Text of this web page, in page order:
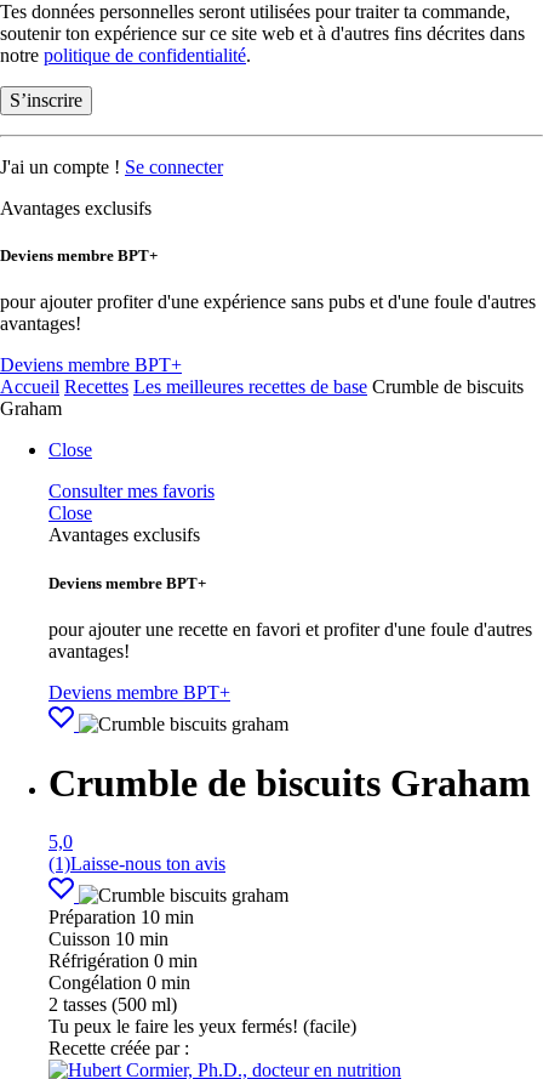
Tes données personnelles seront utilisées pour traiter ta commande,
soutenir ton expérience sur ce site web et à d'autres fins décrites dans
notre politique de confidentialité.
S’inscrire
J'ai un compte ! Se connecter
Avantages exclusifs
Deviens membre BPT+
pour ajouter profiter d'une expérience sans pubs et d'une foule d'autres
avantages!
Deviens membre BPT+
Accueil Recettes Les meilleures recettes de base Crumble de biscuits
Graham
Close
Consulter mes favoris
Close
Avantages exclusifs
Deviens membre BPT+
pour ajouter une recette en favori et profiter d'une foule d'autres
avantages!
Deviens membre BPT+
Crumble de biscuits Graham
5,0
(1)Laisse-nous ton avis
Préparation 10 min
Cuisson 10 min
Réfrigération 0 min
Congélation 0 min
2 tasses (500 ml)
Tu peux le faire les yeux fermés! (facile)
Recette créée par :